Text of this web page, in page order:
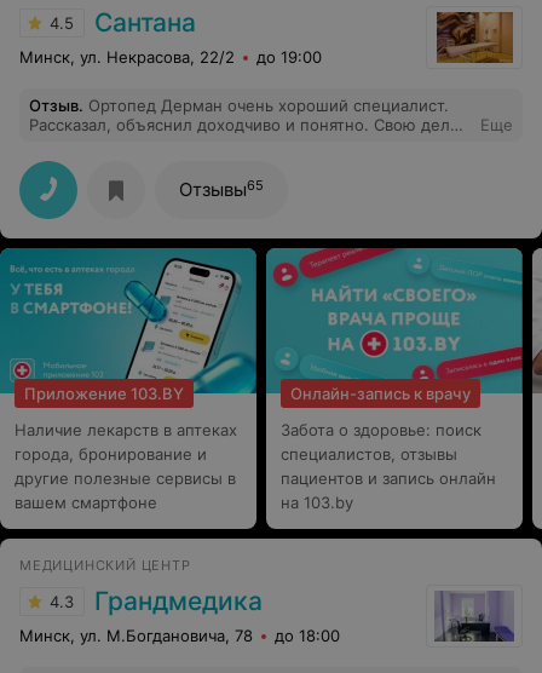
4.5 Сантана
Минск, ул. Некрасова, 22/2 до 19:00
Отзыв. Ортопед Дерман очень хороший специалист.
Рассказал, объяснил доходчиво и понятно. Свою дело
Еще
Отзывы65
Приложение 103.BY
Наличие лекарств в аптеках
города, бронирование и
другие полезные сервисы в
вашем смартфоне
Онлайн-запись к врачу
Забота о здоровье: поиск
специалистов, отзывы
пациентов и запись онлайн
на 103.by
МЕДИЦИНСКИЙ ЦЕНТР
4.3 Грандмедика
Минск, ул. М.Богдановича, 78 до 18:00